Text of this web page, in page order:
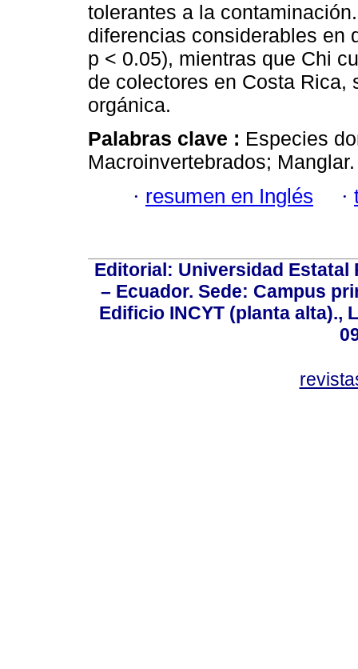
tolerantes a la
diferencias considerables en
p < 0.05), mientras que Chi
de colectores en Costa Rica,
orgánica.
Palabras clave : Especies
Macroinvertebrados; Manglar.
· resumen en Inglés ·
Editorial: Universidad Estatal
– Ecuador. Sede: Campus
Edificio INCYT (planta alta).,